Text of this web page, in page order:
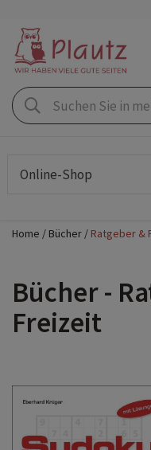
Online-Shop
Home Bücher Ratgeber &
Bücher -
Freizeit